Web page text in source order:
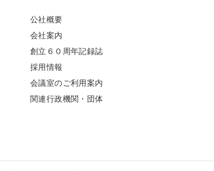
公社概要
会社案内
創立６０周年記録誌
採⽤情報
会議室のご利用案内
関連⾏政機関・団体